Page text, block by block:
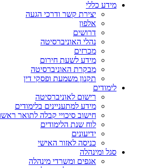
מידע כללי
יצירת קשר ודרכי הגעה
אלפון
דרושים
נהלי האוניברסיטה
מכרזים
מידע לשעת חירום
מבקרת האוניברסיטה
תקנון משמעת ופסקי דין
לימודים
רישום לאוניברסיטה
מידע למתעניינים בלימודים
חישוב סיכויי קבלה לתואר
לוח שנת הלימודים
ידיעונים
כניסה לאזור האישי
סגל ומינהלה
אגפים ומשרדי מינהלה